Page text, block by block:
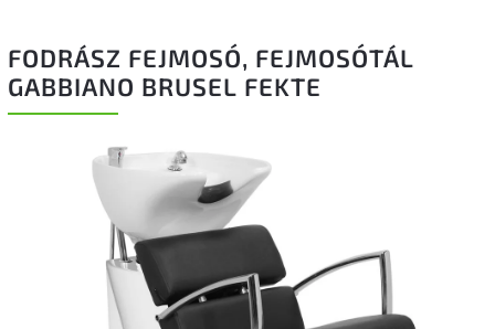
FODRÁSZ FEJMOSÓ, FEJMOSÓTÁL
GABBIANO BRUSEL FEKTE